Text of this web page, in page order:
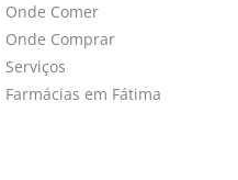
Onde Comer
Onde Comprar
Serviços
Farmácias em Fátima